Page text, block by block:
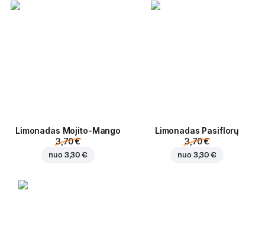
Limonadas Mojito-Mango
3,70 €
nuo 3,30 €
Limonadas Pasiflorų
3,70 €
nuo 3,30 €